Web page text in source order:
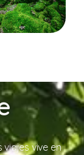
vive en